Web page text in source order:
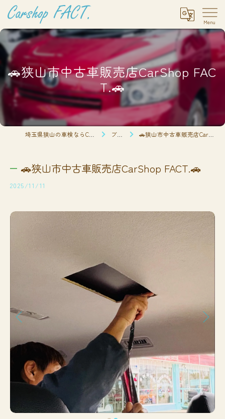
🚗狭山市中古車販売店CarShop FAC
T.🚗
ブログ 🚗狭山市中古車販売店CarShop FACT.🚗
🚗狭山市中古車販売店CarShop FACT.🚗
2025/11/11